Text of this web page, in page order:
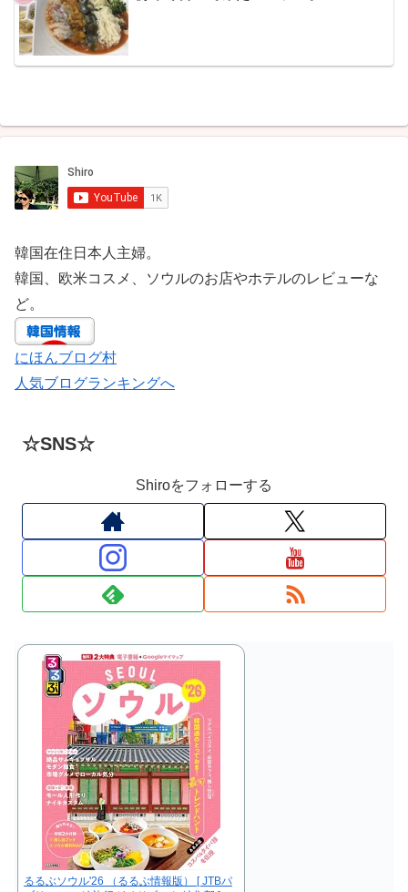
韓国在住日本人主婦。
韓国、欧米コスメ、ソウルのお店やホテルのレビューな
ど。
にほんブログ村
人気ブログランキングへ
☆SNS☆
Shiroをフォローする
るるぶソウル'26 （るるぶ情報版） [ JTBパ